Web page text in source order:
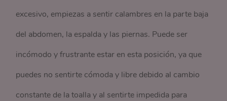
excesivo, empiezas a sentir calambres en la parte baja
del abdomen, la espalda y las piernas. Puede ser
incómodo y frustrante estar en esta posición, ya que
puedes no sentirte cómoda y libre debido al cambio
constante de la toalla y al sentirte impedida para